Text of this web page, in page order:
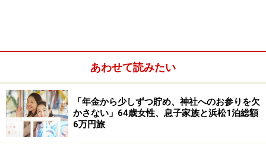
あわせて読みたい
「年金から少しずつ貯め、神社へのお参りを欠
かさない」64歳女性、息子家族と浜松1泊総額
6万円旅